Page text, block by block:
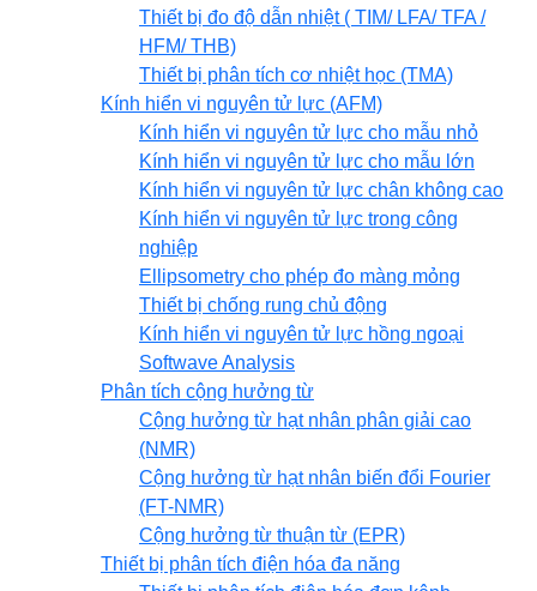
Thiết bị đo độ dẫn nhiệt ( TIM/ LFA/ TFA /
HFM/ THB)
Thiết bị phân tích cơ nhiệt học (TMA)
Kính hiển vi nguyên tử lực (AFM)
Kính hiển vi nguyên tử lực cho mẫu nhỏ
Kính hiển vi nguyên tử lực cho mẫu lớn
Kính hiển vi nguyên tử lực chân không cao
Kính hiển vi nguyên tử lực trong công
nghiệp
Ellipsometry cho phép đo màng mỏng
Thiết bị chống rung chủ động
Kính hiển vi nguyên tử lực hồng ngoại
Softwave Analysis
Phân tích cộng hưởng từ
Cộng hưởng từ hạt nhân phân giải cao
(NMR)
Cộng hưởng từ hạt nhân biến đổi Fourier
(FT-NMR)
Cộng hưởng từ thuận từ (EPR)
Thiết bị phân tích điện hóa đa năng